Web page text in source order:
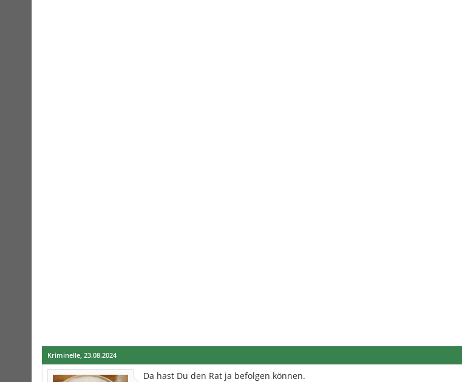
Kriminelle, 23.08.2024
Da hast Du den Rat ja befolgen können.